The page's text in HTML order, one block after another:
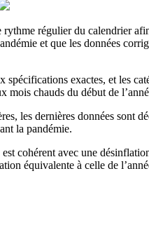
régulier du calendrier
et que les données
exactes, et les
mois chauds du début de
les dernières données sont
la pandémie.
cohérent avec une
équivalente à celle de